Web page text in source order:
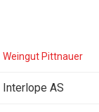
Weingut Pittnauer
Interlope AS